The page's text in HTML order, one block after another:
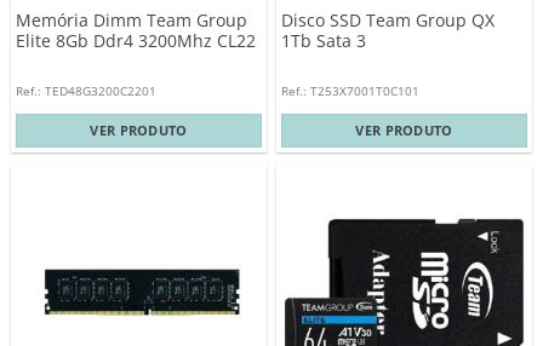
Memória Dimm Team Group
Elite 8Gb Ddr4 3200Mhz CL22
Ref.: TED48G3200C2201
VER PRODUTO
Disco SSD Team Group QX
1Tb Sata 3
Ref.: T253X7001T0C101
VER PRODUTO